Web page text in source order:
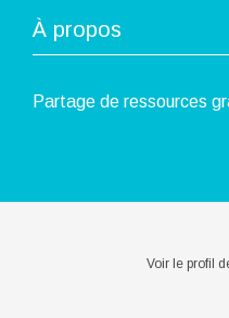
À propos
Partage de ressources
Voir le profil